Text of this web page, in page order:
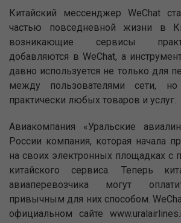
Китайский мессенджер WeChat
частью повседневной жизни в
возникающие сервисы
добавляются в WeChat, а
давно используется не только для
между пользователями сети,
практически любых товаров и услуг.
Авиакомпания «Уральские
России компания, которая начала
на своих электронных площадках с
китайского сервиса. Теперь
авиаперевозчика могут
привычным для них способом.
официальном сайте